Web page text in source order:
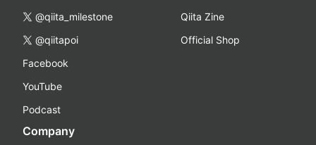
@qiita_milestone
@qiitapoi
Facebook
YouTube
Podcast
Qiita Zine
Official Shop
Company